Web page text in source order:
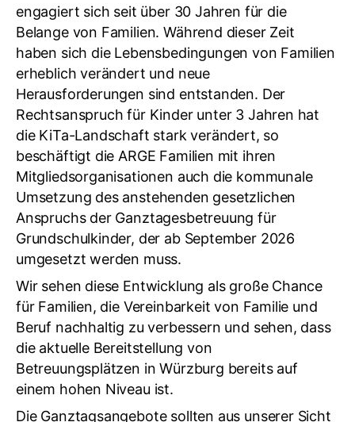
engagiert sich seit über 30 Jahren für die
Belange von Familien. Während dieser Zeit
haben sich die Lebensbedingungen von Familien
erheblich verändert und neue
Herausforderungen sind entstanden. Der
Rechtsanspruch für Kinder unter 3 Jahren hat
die KiTa-Landschaft stark verändert, so
beschäftigt die ARGE Familien mit ihren
Mitgliedsorganisationen auch die kommunale
Umsetzung des anstehenden gesetzlichen
Anspruchs der Ganztagesbetreuung für
Grundschulkinder, der ab September 2026
umgesetzt werden muss.
Wir sehen diese Entwicklung als große Chance
für Familien, die Vereinbarkeit von Familie und
Beruf nachhaltig zu verbessern und sehen, dass
die aktuelle Bereitstellung von
Betreuungsplätzen in Würzburg bereits auf
einem hohen Niveau ist.
Die Ganztagsangebote sollten aus unserer Sicht